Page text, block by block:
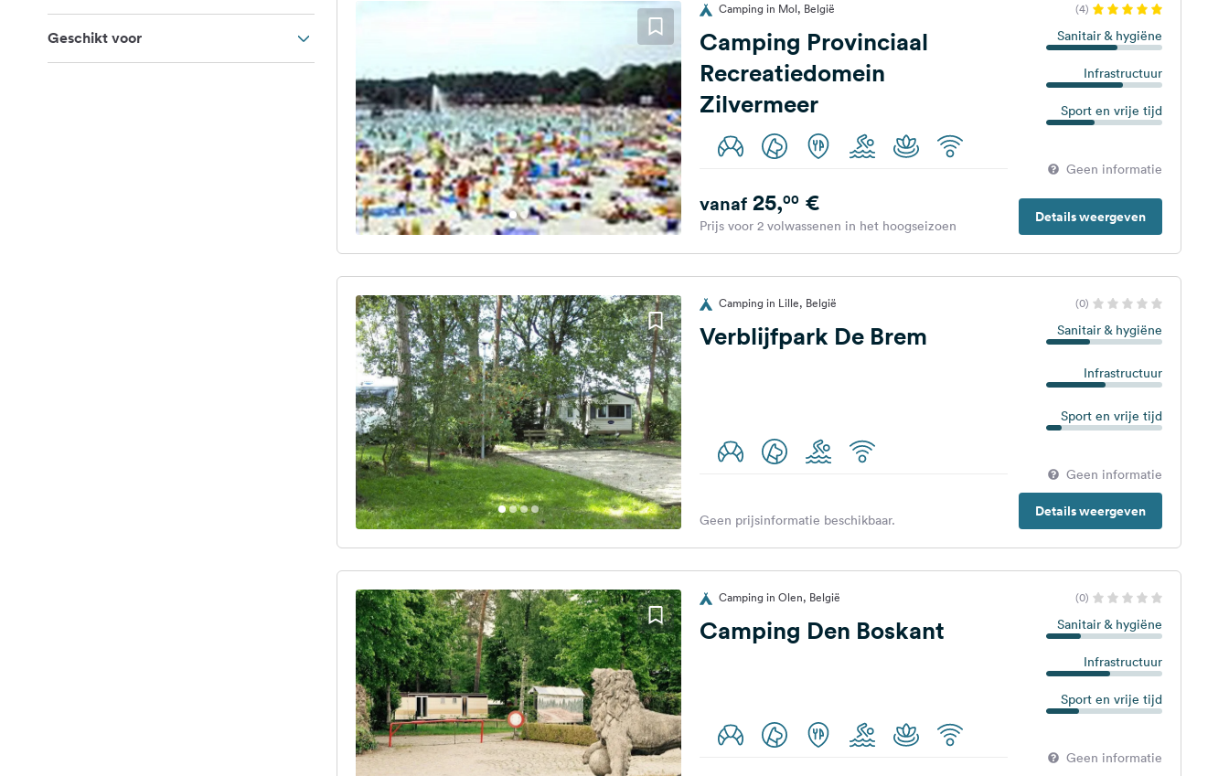
Geschikt voor
Camping in Mol, België (4)
Camping Provinciaal
Recreatiedomein
Zilvermeer
Sanitair & hygiëne
Infrastructuur
Sport en vrije tijd
Geen informatie
Details weergeven
vanaf25,00€
Prijs voor 2 volwassenen in het hoogseizoen
Camping in Lille, België (0)
Verblijfpark De Brem Sanitair & hygiëne
Infrastructuur
Sport en vrije tijd
Geen informatie
Details weergeven
Geen prijsinformatie beschikbaar.
Camping in Olen, België (0)
Camping Den Boskant Sanitair & hygiëne
Infrastructuur
Sport en vrije tijd
Geen informatie